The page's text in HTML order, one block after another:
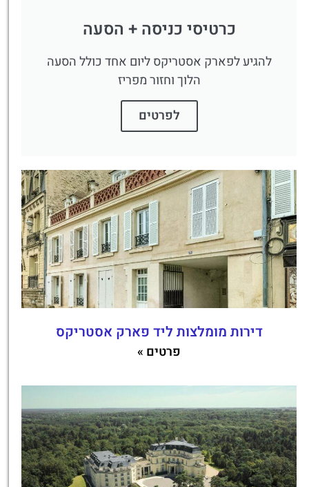
כרטיסי כניסה + הסעה
להגיע לפארק אסטריקס ליום אחד כולל הסעה
הלוך וחזור מפריז
לפרטים
דירות מומלצות ליד פארק אסטריקס
פרטים »